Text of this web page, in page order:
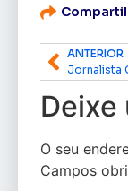
ANTERIOR
Deixe
O seu
Campos